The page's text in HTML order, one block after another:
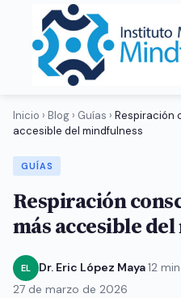
Inicio › Blog › Guías › Respiración
accesible del mindfulness
GUÍAS
Respiración
más accesible
EL Dr. Eric López Maya12
27 de marzo de 2026